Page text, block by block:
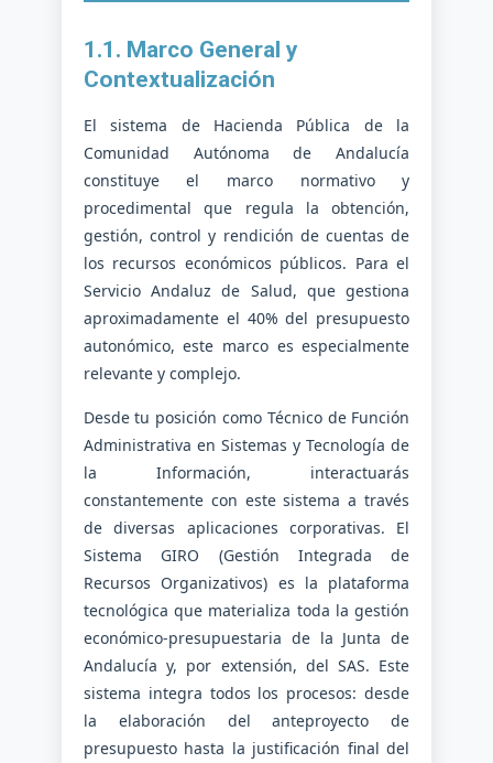
1.1. Marco General y
Contextualización
El sistema de Hacienda Pública de la
Comunidad Autónoma de Andalucía
constituye el marco normativo y
procedimental que regula la obtención,
gestión, control y rendición de cuentas de
los recursos económicos públicos. Para el
Servicio Andaluz de Salud, que gestiona
aproximadamente el 40% del presupuesto
autonómico, este marco es especialmente
relevante y complejo.
Desde tu posición como Técnico de Función
Administrativa en Sistemas y Tecnología de
la Información, interactuarás
constantemente con este sistema a través
de diversas aplicaciones corporativas. El
Sistema GIRO (Gestión Integrada de
Recursos Organizativos) es la plataforma
tecnológica que materializa toda la gestión
económico-presupuestaria de la Junta de
Andalucía y, por extensión, del SAS. Este
sistema integra todos los procesos: desde
la elaboración del anteproyecto de
presupuesto hasta la justificación final del